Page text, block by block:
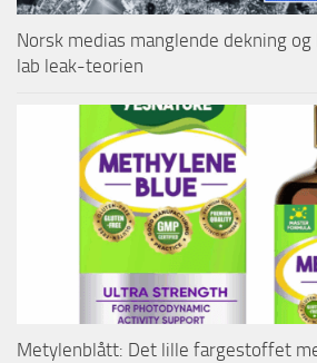
Norsk medias manglende dekning
lab leak-teorien
Metylenblått: Det lille fargestoffet